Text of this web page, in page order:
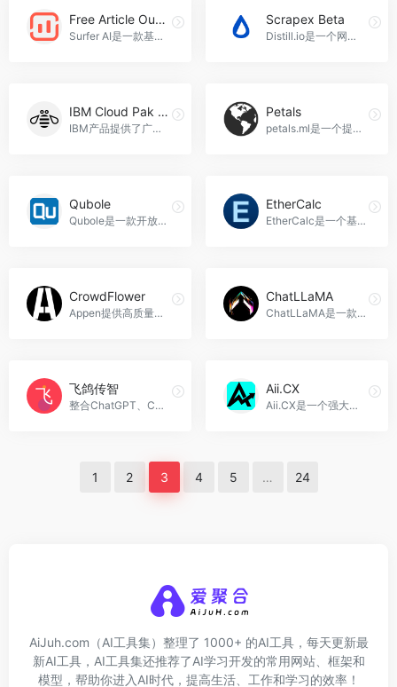
Free Article Outline Generator
Surfer AI是一款基于人工智能技术的内容创作工具，通过分析搜索引擎结果页面上排名靠前的文章，帮助用户快速生成优化的文章大纲，提高写作效率和质量，Free Article Outline Generator官网入口网址
Scrapex Beta
Distill.io是一个网页监控工具，可以跟踪网页的变化并提供即时通知，适用于监控网页更新、跟踪商品库存、监控竞争对手等场景，Scrapex Beta官网入口网址
IBM Cloud Pak For Data
IBM产品提供了广泛的软件、硬件和服务，涵盖了人工智能、分析、资产管理、业务自动化、计算和服务器、数据库、DevOps、IT自动化、中间件、网络、操作系统、量子、安全和身份、存储、供应链等多个领域。可以帮助用户提高效率、优化资源利用、保护数据和系统安全，并应用于各种领域和场景，IBM Cloud Pak For Data官网入口网址
Petals
petals.ml是一个提供有关花瓣的信息和资源的网站，适用于花卉爱好者、花卉种植者和花卉商家，Petals官网入口网址
Qubole
Qubole是一款开放、简单和安全的数据湖平台，用于机器学习、流式分析、数据探索和自适应分析。它提供了一站式的服务，可以降低在任何云上运行数据管道、流式分析和机器学习工作负载所需的时间和精力。Qubole是唯一一个提供了Qubole的开放性和数据工作负载灵活性的平台，同时将云数据湖成本降低了50%以上，Qubole官网入口网址
EtherCalc
EtherCalc是一个基于Web的电子表格工具，支持多人实时协作编辑，适用于团队协作、数据分析和会议记录等场景，EtherCalc官网入口网址
CrowdFlower
Appen提供高质量数据，助力AI模型的开发和应用。我们的服务涵盖数据注释、数据收集、大型语言模型等多个方面，适用于语言模型训练、图像识别、搜索引擎优化、机器翻译等应用场景，CrowdFlower官网入口网址
ChatLLaMA
ChatLLaMA是一款基于LoRA技术的个人AI助手，可以模拟真实对话，帮助您回答问题、提供建议和解决问题，ChatLLaMA官网入口网址
飞鸽传智
整合ChatGPT、Copilot、Stable Diffusion功能的一站式AI服务平台，飞鸽传智官网入口网址
Aii.CX
Aii.CX是一个强大的AI工具平台，可以帮助您通过嵌入AI工具到您的网站上，提高线索转化率，增加销售收入，Aii.CX官网入口网址
1 2 3 4 5 … 24
AiJuh.com（AI工具集）整理了 1000+ 的AI工具，每天更新最
新AI工具，AI工具集还推荐了AI学习开发的常用网站、框架和
模型，帮助你进入AI时代，提高生活、工作和学习的效率！